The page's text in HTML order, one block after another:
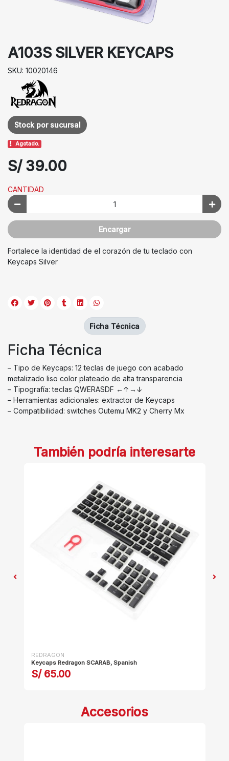
A103S SILVER KEYCAPS
SKU: 10020146
Stock por sucursal
Agotado.
S/ 39.00
CANTIDAD
Encargar
Fortalece la identidad de el corazón de tu teclado con
Keycaps Silver
Ficha Técnica
– Tipo de Keycaps: 12 teclas de juego con acabado
metalizado liso color plateado de alta transparencia
– Tipografía: teclas QWERASDF ←↑→↓
– Herramientas adicionales: extractor de Keycaps
– Compatibilidad: switches Outemu MK2 y Cherry Mx
Ficha Técnica
También podría interesarte
REDRAGON
Keycaps Redragon SCARAB, Spanish
S/ 65.00
Accesorios